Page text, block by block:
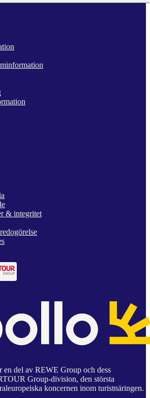
& integritet
en del av REWE Group och dess
Group-division, den största
koncernen inom turistnäringen.